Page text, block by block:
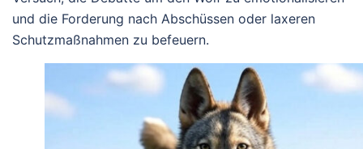
und die Forderung nach Abschüssen oder laxeren
Schutzmaßnahmen zu befeuern.